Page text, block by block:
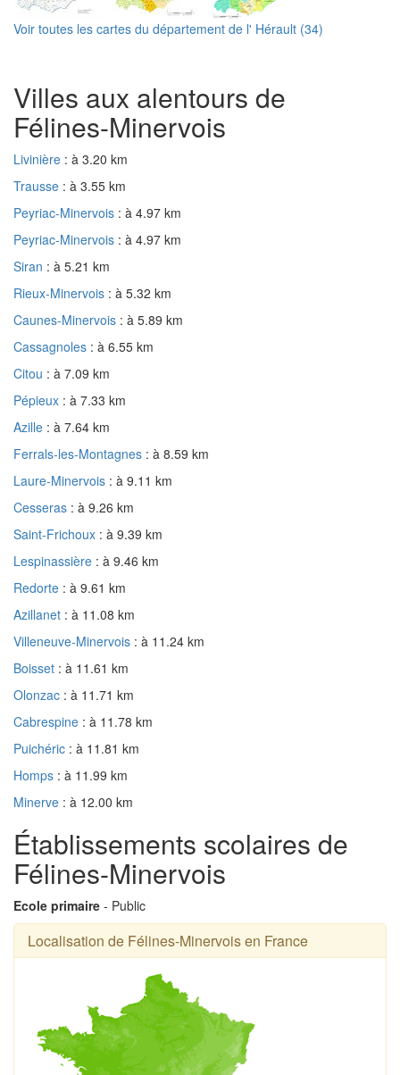
Voir toutes les cartes du département de l' Hérault (34)
Villes aux alentours de
Félines-Minervois
Livinière : à 3.20 km
Trausse : à 3.55 km
Peyriac-Minervois : à 4.97 km
Peyriac-Minervois : à 4.97 km
Siran : à 5.21 km
Rieux-Minervois : à 5.32 km
Caunes-Minervois : à 5.89 km
Cassagnoles : à 6.55 km
Citou : à 7.09 km
Pépieux : à 7.33 km
Azille : à 7.64 km
Ferrals-les-Montagnes : à 8.59 km
Laure-Minervois : à 9.11 km
Cesseras : à 9.26 km
Saint-Frichoux : à 9.39 km
Lespinassière : à 9.46 km
Redorte : à 9.61 km
Azillanet : à 11.08 km
Villeneuve-Minervois : à 11.24 km
Boisset : à 11.61 km
Olonzac : à 11.71 km
Cabrespine : à 11.78 km
Puichéric : à 11.81 km
Homps : à 11.99 km
Minerve : à 12.00 km
Établissements scolaires de
Félines-Minervois
Ecole primaire - Public
Localisation de Félines-Minervois en France